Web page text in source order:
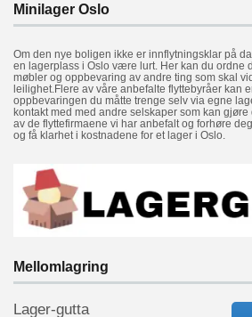
Minilager Oslo
Om den nye boligen ikke er innflytningsklar på
en lagerplass i Oslo være lurt. Her kan du ordne
møbler og oppbevaring av andre ting som skal
leilighet.Flere av våre anbefalte flyttebyråer kan
oppbevaringen du måtte trenge selv via egne
kontakt med med andre selskaper som kan
av de flyttefirmaene vi har anbefalt og forhøre
og få klarhet i kostnadene for et lager i Oslo.
Mellomlagring
Lager-gutta